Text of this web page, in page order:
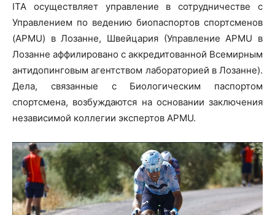
ITA осуществляет управление в сотрудничестве с
Управлением по ведению биопаспортов спортсменов
(APMU) в Лозанне, Швейцария (Управление APMU в
Лозанне аффилировано с аккредитованной Всемирным
антидопинговым агентством лабораторией в Лозанне).
Дела, связанные с Биологическим паспортом
спортсмена, возбуждаются на основании заключения
независимой коллегии экспертов APMU.